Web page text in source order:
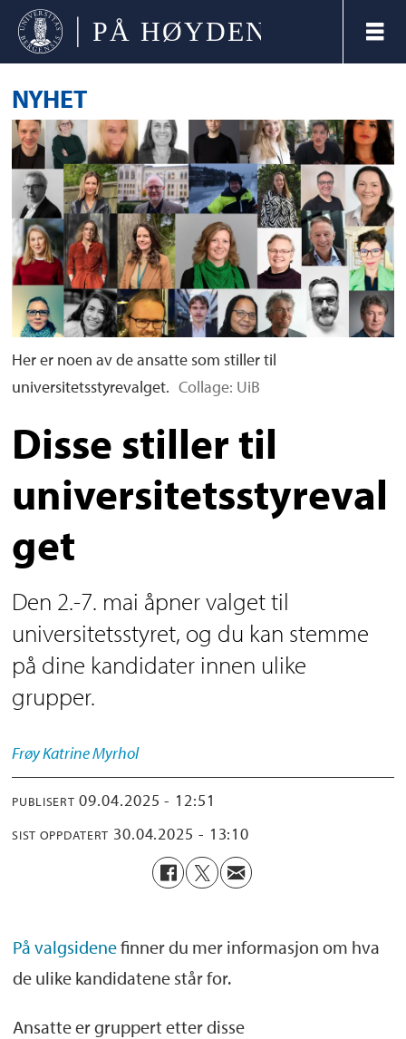
NYHET
Her er noen av de ansatte som stiller til
universitetsstyrevalget. Collage: UiB
Disse stiller til
universitetsstyreval
get
Den 2.-7. mai åpner valget til
universitetsstyret, og du kan stemme
på dine kandidater innen ulike
grupper.
Frøy KatrineMyrhol
PUBLISERT 09.04.2025 - 12:51
SIST OPPDATERT 30.04.2025 - 13:10
På valgsidenefinner du mer informasjon om hva
de ulike kandidatene står for.
Ansatte er gruppert etter disse